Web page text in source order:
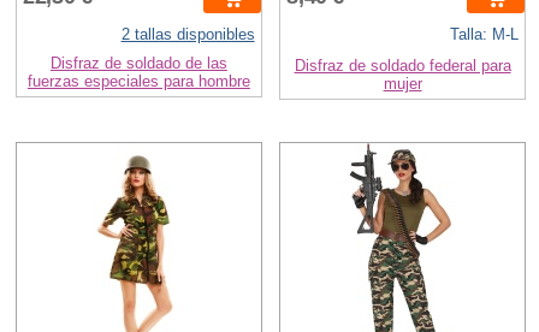
2 tallas disponibles
Disfraz de soldado de las
fuerzas especiales para hombre
Talla: M-L
Disfraz de soldado federal para
mujer